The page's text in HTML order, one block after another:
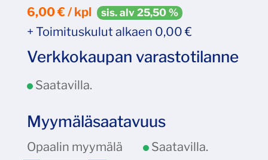
6,00 € / kpl sis. alv 25,50 %
+ Toimituskulut alkaen 0,00 €
Verkkokaupan varastotilanne
Saatavilla.
Myymäläsaatavuus
Opaalin myymälä Saatavilla.